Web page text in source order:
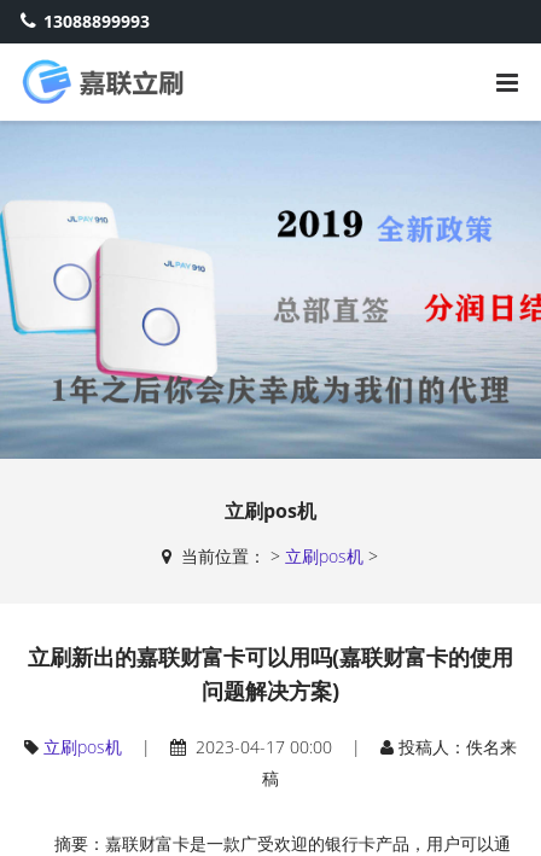
13088899993
立刷pos机
当前位置：> 立刷pos机 >
立刷新出的嘉联财富卡可以用吗(嘉联财富卡的使用
问题解决方案)
立刷pos机| 2023-04-17 00:00 |
投稿人：佚名来
稿
摘要：嘉联财富卡是一款广受欢迎的银行卡产品，用户可以通